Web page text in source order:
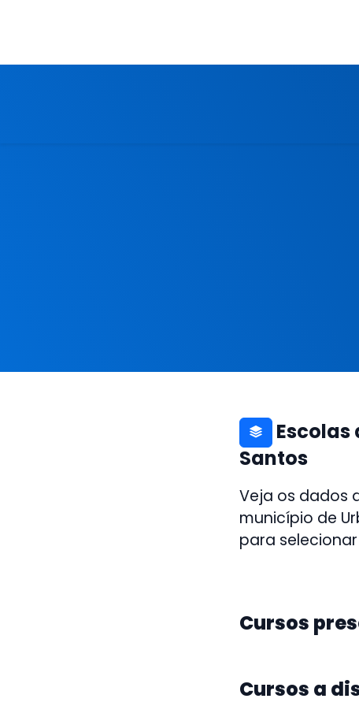
Santos
Veja os dados
município de
para
Cursos
Cursos a